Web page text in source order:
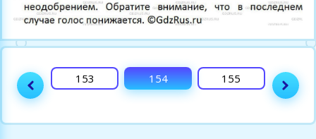
152 153 154 155 156